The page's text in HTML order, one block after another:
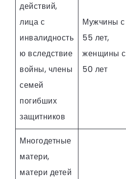
действий,
лица с
инвалидность
ю вследствие
войны, члены
семей
погибших
защитников
Мужчины с
55 лет,
женщины с
50 лет
Многодетные
матери,
матери детей